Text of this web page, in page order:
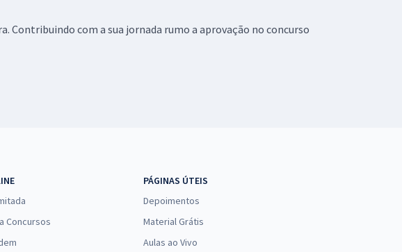
Contribuindo com a sua jornada rumo a aprovação no concurso
Concursos
PÁGINAS ÚTEIS
Depoimentos
Material Grátis
Aulas ao Vivo